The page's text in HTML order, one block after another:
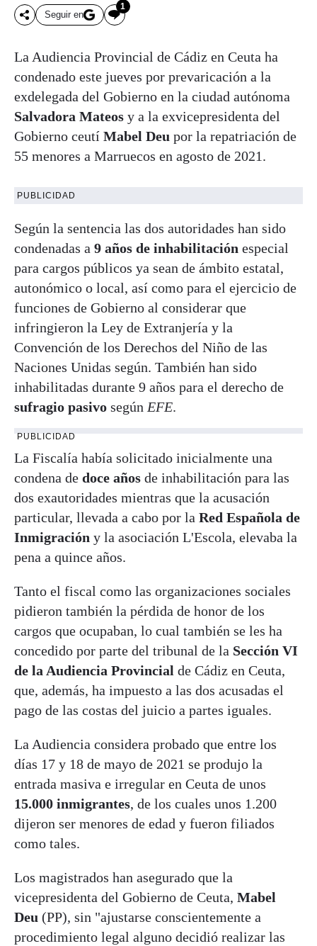
Seguir en
1
La Audiencia Provincial de Cádiz en Ceuta ha
condenado este jueves por prevaricación a la
exdelegada del Gobierno en la ciudad autónoma
Salvadora Mateos y a la exvicepresidenta del
Gobierno ceutí Mabel Deu por la repatriación de
55 menores a Marruecos en agosto de 2021.
PUBLICIDAD
Según la sentencia las dos autoridades han sido
condenadas a 9 años de inhabilitación especial
para cargos públicos ya sean de ámbito estatal,
autonómico o local, así como para el ejercicio de
funciones de Gobierno al considerar que
infringieron la Ley de Extranjería y la
Convención de los Derechos del Niño de las
Naciones Unidas según. También han sido
inhabilitadas durante 9 años para el derecho de
sufragio pasivo según EFE.
PUBLICIDAD
La Fiscalía había solicitado inicialmente una
condena de doce años de inhabilitación para las
dos exautoridades mientras que la acusación
particular, llevada a cabo por la Red Española de
Inmigración y la asociación L'Escola, elevaba la
pena a quince años.
Tanto el fiscal como las organizaciones sociales
pidieron también la pérdida de honor de los
cargos que ocupaban, lo cual también se les ha
concedido por parte del tribunal de la Sección VI
de la Audiencia Provincial de Cádiz en Ceuta,
que, además, ha impuesto a las dos acusadas el
pago de las costas del juicio a partes iguales.
La Audiencia considera probado que entre los
días 17 y 18 de mayo de 2021 se produjo la
entrada masiva e irregular en Ceuta de unos
15.000 inmigrantes, de los cuales unos 1.200
dijeron ser menores de edad y fueron filiados
como tales.
Los magistrados han asegurado que la
vicepresidenta del Gobierno de Ceuta, Mabel
Deu (PP), sin "ajustarse conscientemente a
procedimiento legal alguno decidió realizar las